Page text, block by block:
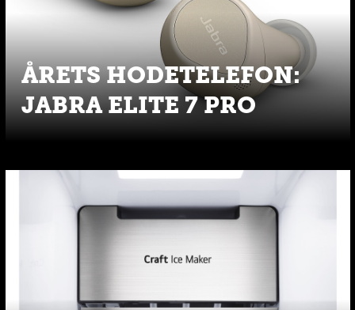
ÅRETS HODETELEFON:
JABRA ELITE 7 PRO